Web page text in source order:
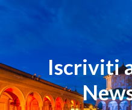
Iscriviti